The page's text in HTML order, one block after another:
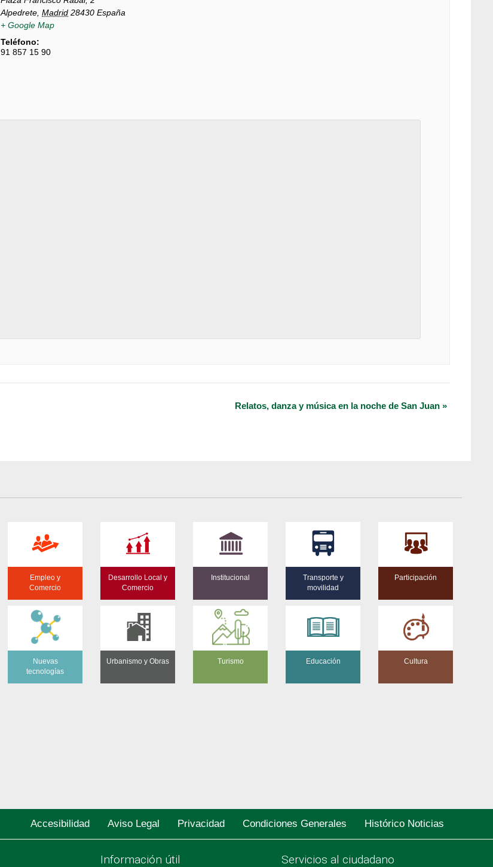
Alpedrete Madrid 28430España
+ Google Map
Teléfono:
91 857 15 90
Relatos, danza y música en la noche de San Juan »
Empleo y
Comercio
Desarrollo Local y
Comercio
Institucional
Transporte y
movilidad
Participación
Nuevas
tecnologías
Urbanismo y Obras Turismo Educación Cultura
Accesibilidad Aviso Legal Privacidad Condiciones Generales Histórico Noticias
Información útil Servicios al ciudadano